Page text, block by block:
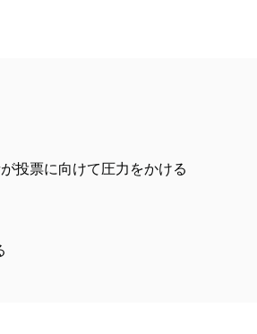
投票に向けて圧力をかける